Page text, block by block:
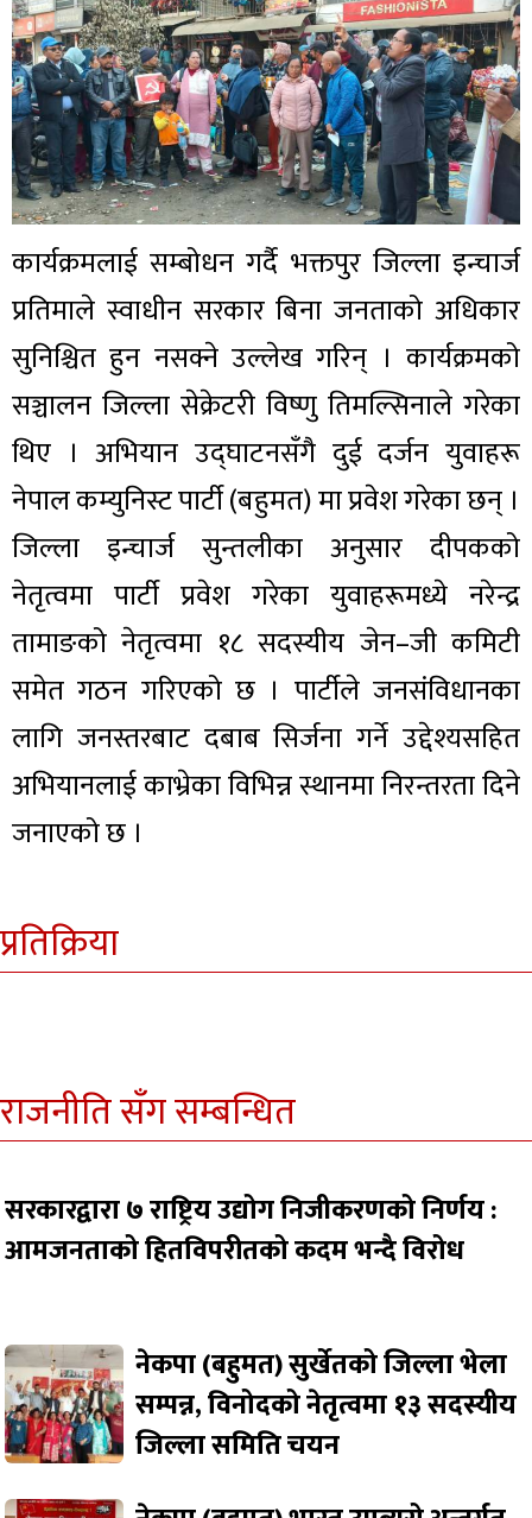
कार्यक्रमलाई सम्बोधन गर्दै भक्तपुर जिल्ला इन्चार्ज
प्रतिमाले स्वाधीन सरकार बिना जनताको अधिकार
सुनिश्चित हुन नसक्ने उल्लेख गरिन् । कार्यक्रमको
सञ्चालन जिल्ला सेक्रेटरी विष्णु तिमल्सिनाले गरेका
थिए । अभियान उद्घाटनसँगै दुई दर्जन युवाहरू
नेपाल कम्युनिस्ट पार्टी (बहुमत) मा प्रवेश गरेका छन् ।
जिल्ला इन्चार्ज सुन्तलीका अनुसार दीपकको
नेतृत्वमा पार्टी प्रवेश गरेका युवाहरूमध्ये नरेन्द्र
तामाङको नेतृत्वमा १८ सदस्यीय जेन–जी कमिटी
समेत गठन गरिएको छ । पार्टीले जनसंविधानका
लागि जनस्तरबाट दबाब सिर्जना गर्ने उद्देश्यसहित
अभियानलाई काभ्रेका विभिन्न स्थानमा निरन्तरता दिने
जनाएको छ ।
प्रतिक्रिया
राजनीति सँग सम्बन्धित
सरकारद्वारा ७ राष्ट्रिय उद्योग निजीकरणको निर्णय :
आमजनताको हितविपरीतको कदम भन्दै विरोध
नेकपा (बहुमत) सुर्खेतको जिल्ला भेला
सम्पन्न, विनोदको नेतृत्वमा १३ सदस्यीय
जिल्ला समिति चयन